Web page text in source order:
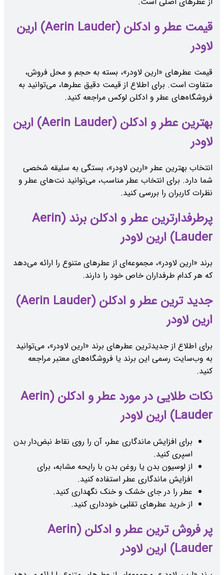
قیمت عطر و ادکلن (Aerin Lauder) ارین
لاودر
قیمت عطرهای «ارین لاودر»، بسته به حجم و محل فروش،
متفاوت است. برای اطلاع از قیمت دقیق عطرها، می‌توانید به
فروشگاه‌های عطر و ادکلن لوکس مراجعه کنید.
بهترین عطر و ادکلن (Aerin Lauder) ارین
لاودر
انتخاب بهترین عطر «ارین لاودر»، بستگی به سلیقه شخصی
شما دارد. برای انتخاب عطر مناسب، می‌توانید نت‌های عطر و
نظرات کاربران را بررسی کنید.
پرطرفدارترین عطر و ادکلن برند (Aerin
Lauder) ارین لاودر
برند «ارین لاودر»، مجموعه‌ای از عطرهای متنوع را ارائه می‌دهد
که هر کدام طرفداران خاص خود را دارند.
جدید ترین عطر و ادکلن (Aerin Lauder)
ارین لاودر
برای اطلاع از جدیدترین عطرهای برند «ارین لاودر»، می‌توانید
به وب‌سایت رسمی این برند یا فروشگاه‌های معتبر مراجعه
کنید.
نکات طلایی در مورد عطر و ادکلن (Aerin
Lauder) ارین لاودر
برای افزایش ماندگاری عطر، آن را روی نقاط نبض‌دار بدن
اسپری کنید.
از لوسیون بدن یا روغن بدن با رایحه مشابه، برای
افزایش ماندگاری عطر استفاده کنید.
عطر را در جای خشک و خنک نگهداری کنید.
از خرید عطرهای تقلبی خودداری کنید.
پر فروش ترین عطر و ادکلن (Aerin
Lauder) ارین لاودر